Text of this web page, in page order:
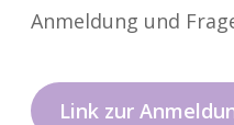
Anmeldung und
Link zur